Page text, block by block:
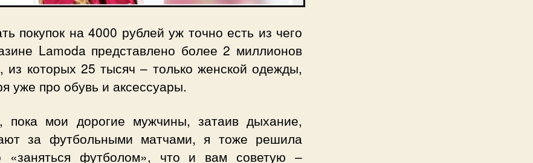
покупок на 4000 рублей уж точно есть из чего
Lamoda представлено более 2 миллионов
из которых 25 тысяч – только женской одежды,
уже про обувь и аксессуары.
пока мои дорогие мужчины, затаив дыхание,
за футбольными матчами, я тоже решила
«заняться футболом», что и вам советую –